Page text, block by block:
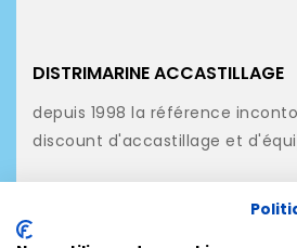
DISTRIMARINE ACCASTILLAGE
depuis 1998 la référence
discount d'accastillage et
NOS PRODUITS